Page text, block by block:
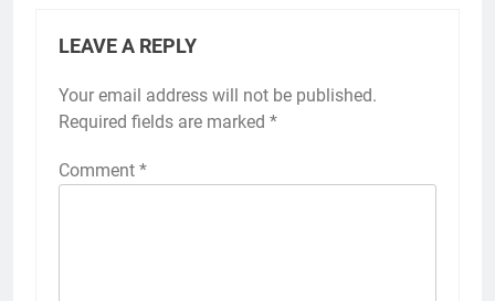
LEAVE A REPLY
Your email address will not be published.
Required fields are marked *
Comment *